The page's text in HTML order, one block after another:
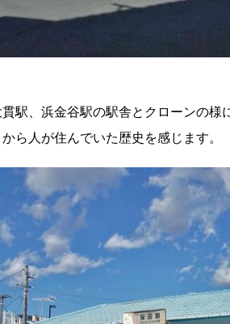
駅、浜金谷駅の駅舎とクローンの
ら人が住んでいた歴史を感じます。